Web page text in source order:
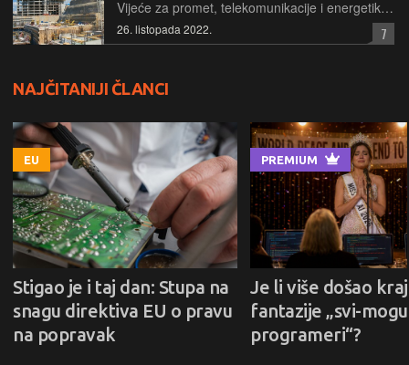
Vijeće za promet, telekomunikacije i energetiku donijelo je prijedlog prema kojem bi sve zgrade u EU, kao neki od najvećih generatora stakleničkih plinova, postale zgrade nultih emisija do 2050. godine
26. listopada 2022. 7
NAJČITANIJI ČLANCI
EU
Stigao je i taj dan: Stupa na
snagu direktiva EU o pravu
na popravak
PREMIUM
Je li više došao kraj
fantazije „svi-
programeri“?